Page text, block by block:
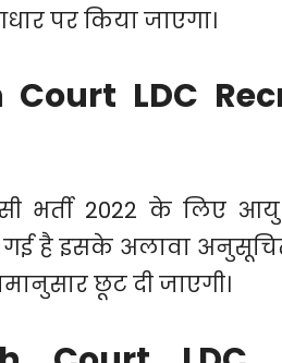
पर किया जाएगा।
LDC
भर्ती 2022 के
है इसके अलावा
छूट दी जाएगी।